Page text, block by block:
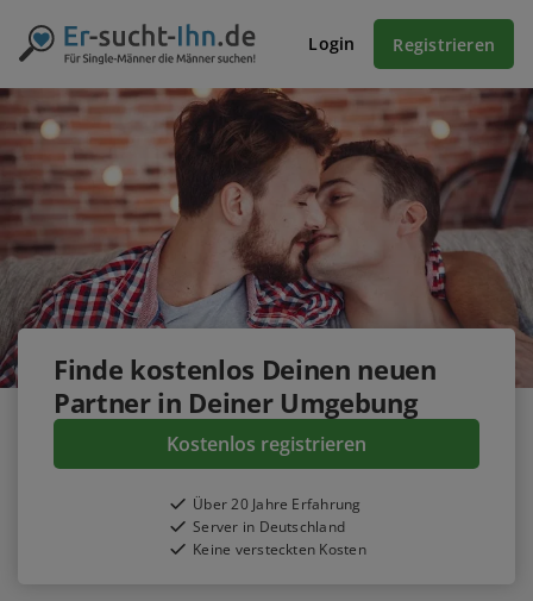
Login Registrieren
Finde kostenlos Deinen neuen
Partner in Deiner Umgebung
Kostenlos registrieren
Über 20 Jahre Erfahrung
Server in Deutschland
Keine versteckten Kosten